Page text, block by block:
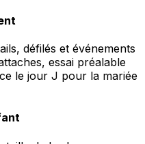
défilés et événements
essai préalable
le jour J pour la mariée